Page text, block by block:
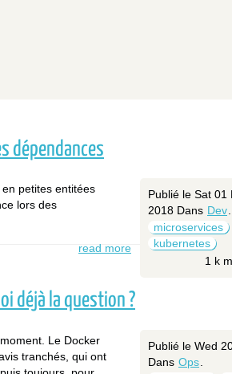
dépendances
Publié le Sat 01
2018 Dans Dev.
microservices
kubernetes
1 k
petites entitées
lors des
read more
déjà la question ?
Publié le Wed
Dans Ops
Le Docker
tranchés, qui ont